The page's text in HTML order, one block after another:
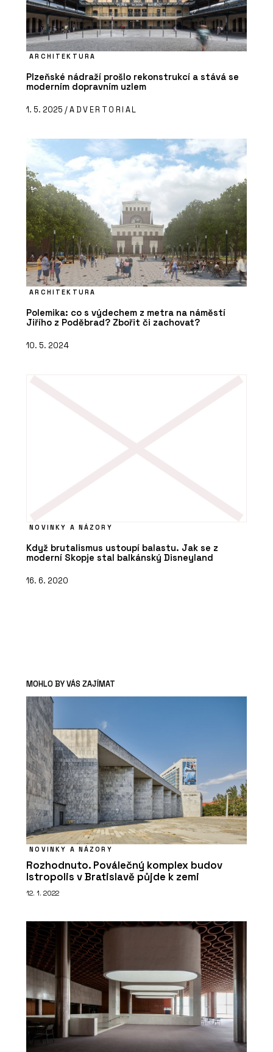
ARCHITEKTURA
Plzeňské nádraží prošlo rekonstrukcí a stává se
moderním dopravním uzlem
1. 5. 2025 /ADVERTORIAL
ARCHITEKTURA
Polemika: co s výdechem z metra na náměstí
Jiřího z Poděbrad? Zbořit či zachovat?
10. 5. 2024
NOVINKY A NÁZORY
Když brutalismus ustoupí balastu. Jak se z
moderní Skopje stal balkánský Disneyland
16. 6. 2020
MOHLO BY VÁS ZAJÍMAT
NOVINKY A NÁZORY
Rozhodnuto. Poválečný komplex budov
Istropolis v Bratislavě půjde k zemi
12. 1. 2022